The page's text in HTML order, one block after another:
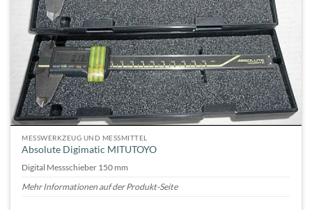
MESSWERKZEUG UND MESSMITTEL
Absolute Digimatic MITUTOYO
Digital Messschieber 150 mm
Mehr Informationen auf der Produkt-Seite